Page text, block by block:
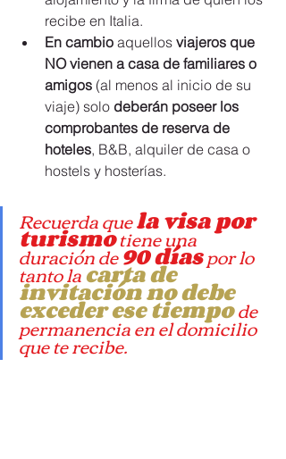
recibe en Italia.
En cambio aquellos viajeros que
NO vienen a casa de familiares o
amigos (al menos al inicio de su
viaje) solo deberán poseer los
comprobantes de reserva de
hoteles, B&B, alquiler de casa o
hostels y hosterías.
Recuerda que la visa por
turismo tiene una
duración de 90 días por lo
tanto la carta de
invitación no debe
exceder ese tiempo de
permanencia en el domicilio
que te recibe.